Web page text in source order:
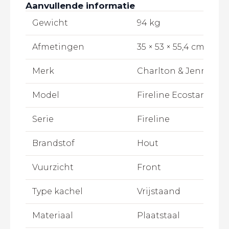
Aanvullende informatie
Gewicht 94 kg
Afmetingen 35 × 53 × 55,4 cm
Merk Charlton & Jenrick
Model Fireline Ecostar 5
Serie Fireline
Brandstof Hout
Vuurzicht Front
Type kachel Vrijstaand
Materiaal Plaatstaal